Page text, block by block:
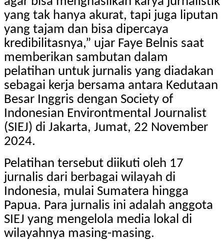
yang tak hanya akurat, tapi juga liputan
yang tajam dan bisa dipercaya
kredibilitasnya,” ujar Faye Belnis saat
memberikan sambutan dalam
pelatihan untuk jurnalis yang diadakan
sebagai kerja bersama antara Kedutaan
Besar Inggris dengan Society of
Indonesian Environtmental Journalist
(SIEJ) di Jakarta, Jumat, 22 November
2024.
Pelatihan tersebut diikuti oleh 17
jurnalis dari berbagai wilayah di
Indonesia, mulai Sumatera hingga
Papua. Para jurnalis ini adalah anggota
SIEJ yang mengelola media lokal di
wilayahnya masing-masing.